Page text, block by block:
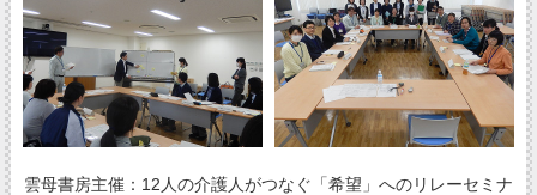
雲母書房主催：12人の介護人がつなぐ「希望」へのリレーセミナ